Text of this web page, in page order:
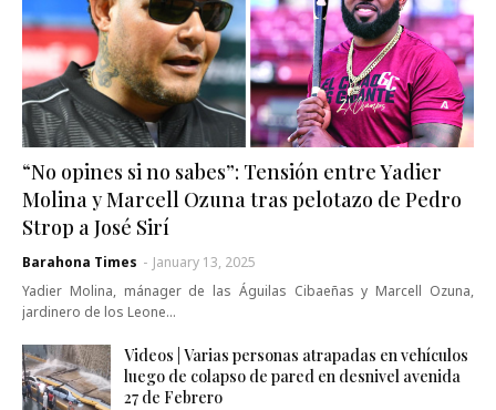
“No opines si no sabes”: Tensión entre Yadier
Molina y Marcell Ozuna tras pelotazo de Pedro
Strop a José Sirí
Barahona Times - January 13, 2025
Yadier Molina, mánager de las Águilas Cibaeñas y Marcell Ozuna,
jardinero de los Leone…
Videos | Varias personas atrapadas en vehículos
luego de colapso de pared en desnivel avenida
27 de Febrero